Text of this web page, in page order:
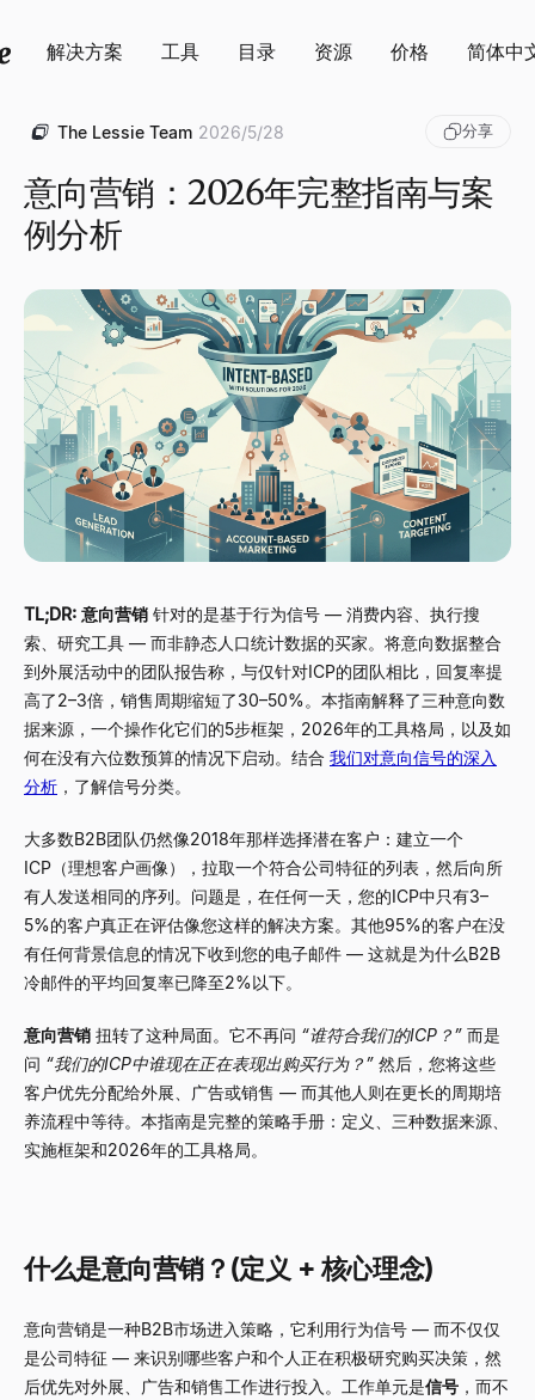
解决方案 工具 目录 资源 价格 简体中
The Lessie Team 2026/5/28 分享
意向营销：2026年完整指南与案
例分析
TL;DR: 意向营销 针对的是基于行为信号 — 消费内容、执行搜
索、研究工具 — 而非静态人口统计数据的买家。将意向数据整合
到外展活动中的团队报告称，与仅针对ICP的团队相比，回复率提
高了2–3倍，销售周期缩短了30–50%。本指南解释了三种意向数
据来源，一个操作化它们的5步框架，2026年的工具格局，以及如
何在没有六位数预算的情况下启动。结合 我们对意向信号的深入
分析 ，了解信号分类。
大多数B2B团队仍然像2018年那样选择潜在客户：建立一个
ICP（理想客户画像），拉取一个符合公司特征的列表，然后向所
有人发送相同的序列。问题是，在任何一天，您的ICP中只有3–
5%的客户真正在评估像您这样的解决方案。其他95%的客户在没
有任何背景信息的情况下收到您的电子邮件 — 这就是为什么B2B
冷邮件的平均回复率已降至2%以下。
意向营销 扭转了这种局面。它不再问 “谁符合我们的ICP？” 而是
问 “我们的ICP中谁现在正在表现出购买行为？” 然后，您将这些
客户优先分配给外展、广告或销售 — 而其他人则在更长的周期培
养流程中等待。本指南是完整的策略手册：定义、三种数据来源、
实施框架和2026年的工具格局。
什么是意向营销？(定义 + 核心理念)
意向营销是一种B2B市场进入策略，它利用行为信号 — 而不仅仅
是公司特征 — 来识别哪些客户和个人正在积极研究购买决策，然
后优先对外展、广告和销售工作进行投入。工作单元是信号 ，而不